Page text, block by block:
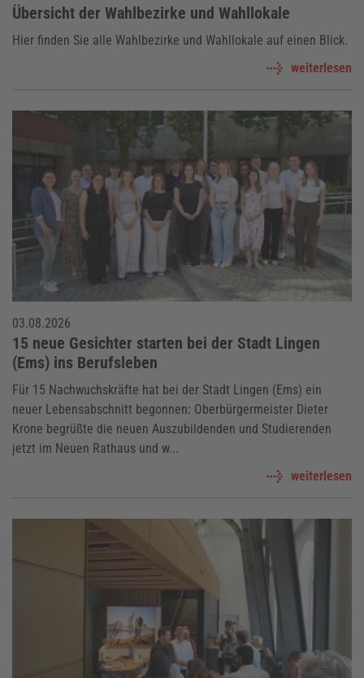
Übersicht der Wahlbezirke und Wahllokale
Hier finden Sie alle Wahlbezirke und Wahllokale auf einen Blick.
weiterlesen
03.08.2026
15 neue Gesichter starten bei der Stadt Lingen
(Ems) ins Berufsleben
Für 15 Nachwuchskräfte hat bei der Stadt Lingen (Ems) ein
neuer Lebensabschnitt begonnen: Oberbürgermeister Dieter
Krone begrüßte die neuen Auszubildenden und Studierenden
jetzt im Neuen Rathaus und w...
weiterlesen